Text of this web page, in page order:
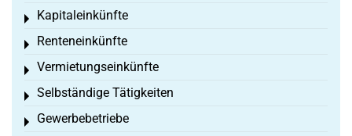
Kapitaleinkünfte
Toggle menu
Renteneinkünfte
Toggle menu
Vermietungseinkünfte
Toggle menu
Selbständige Tätigkeiten
Toggle menu
Gewerbebetriebe
Toggle menu